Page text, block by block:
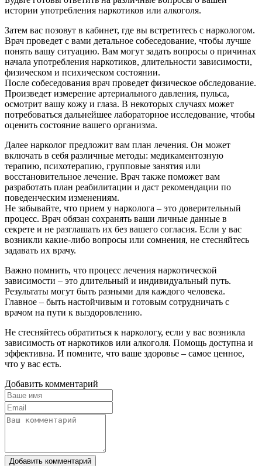
истории употребления наркотиков или алкоголя.
Затем вас позовут в кабинет, где вы встретитесь с наркологом.
Врач проведет с вами детальное собеседование, чтобы лучше
понять вашу ситуацию. Вам могут задать вопросы о причинах
начала употребления наркотиков, длительности зависимости,
физическом и психическом состоянии.
После собеседования врач проведет физическое обследование.
Произведет измерение артериального давления, пульса,
осмотрит вашу кожу и глаза. В некоторых случаях может
потребоваться дальнейшее лабораторное исследование, чтобы
оценить состояние вашего организма.
Далее нарколог предложит вам план лечения. Он может
включать в себя различные методы: медикаментозную
терапию, психотерапию, групповые занятия или
восстановительное лечение. Врач также поможет вам
разработать план реабилитации и даст рекомендации по
поведенческим изменениям.
Не забывайте, что прием у нарколога – это доверительный
процесс. Врач обязан сохранять ваши личные данные в
секрете и не разглашать их без вашего согласия. Если у вас
возникли какие-либо вопросы или сомнения, не стесняйтесь
задавать их врачу.
Важно помнить, что процесс лечения наркотической
зависимости – это длительный и индивидуальный путь.
Результаты могут быть разными для каждого человека.
Главное – быть настойчивым и готовым сотрудничать с
врачом на пути к выздоровлению.
Не стесняйтесь обратиться к наркологу, если у вас возникла
зависимость от наркотиков или алкоголя. Помощь доступна и
эффективна. И помните, что ваше здоровье – самое ценное,
что у вас есть.
Добавить комментарий
Добавить комментарий